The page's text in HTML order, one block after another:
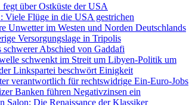
über Ostküste der USA
Viele Flüge in die USA gestrichen
Unwetter im Westen und Norden Deutschlands
Versorgungslage in Tripolis
schwerer Abschied von Gaddafi
schwenkt im Streit um Libyen-Politik um
Linkspartei beschwört Einigkeit
verantwortlich für rechtswidrige Ein-Euro-Jobs
Banken führen Negativzinsen ein
Salon: Die Renaissance der Klassiker